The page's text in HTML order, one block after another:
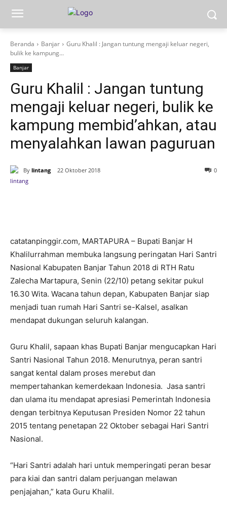
Beranda Banjar
Guru Khalil : Jangan tuntung mengaji keluar negeri,
bulik ke kampung...
Banjar
Guru Khalil : Jangan tuntung
mengaji keluar negeri, bulik ke
kampung membid’ahkan, atau
menyalahkan lawan paguruan
By lintang 22 Oktober 2018 0
catatanpinggir.com, MARTAPURA – Bupati Banjar H
Khalilurrahman membuka langsung peringatan Hari Santri
Nasional Kabupaten Banjar Tahun 2018 di RTH Ratu
Zalecha Martapura, Senin (22/10) petang sekitar pukul
16.30 Wita. Wacana tahun depan, Kabupaten Banjar siap
menjadi tuan rumah Hari Santri se-Kalsel, asalkan
mendapat dukungan seluruh kalangan.
Guru Khalil, sapaan khas Bupati Banjar mengucapkan Hari
Santri Nasional Tahun 2018. Menurutnya, peran santri
sangat kental dalam proses merebut dan
mempertahankan kemerdekaan Indonesia. Jasa santri
dan ulama itu mendapat apresiasi Pemerintah Indonesia
dengan terbitnya Keputusan Presiden Nomor 22 tahun
2015 tentang penetapan 22 Oktober sebagai Hari Santri
Nasional.
“Hari Santri adalah hari untuk memperingati peran besar
para kiai dan santri dalam perjuangan melawan
penjajahan,” kata Guru Khalil.